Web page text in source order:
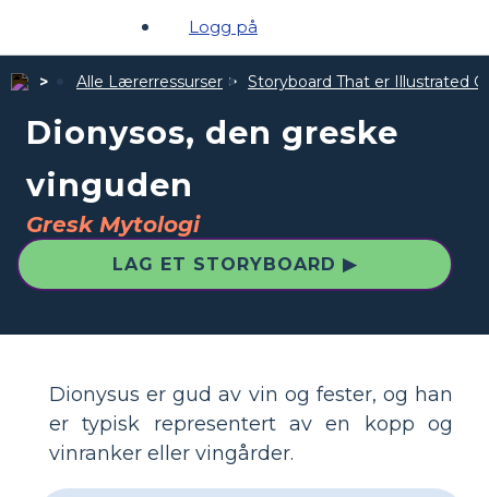
Logg på
Alle Lærerressurser Storyboard That er Illustrated
Dionysos, den greske
vinguden
Gresk Mytologi
LAG ET STORYBOARD ▶
Dionysus er gud av vin og fester, og han
er typisk representert av en kopp og
vinranker eller vingårder.